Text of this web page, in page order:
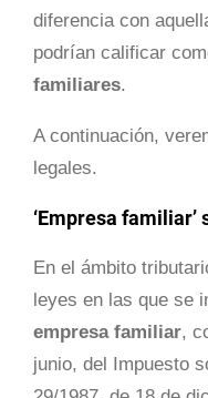
diferencia con
podrían calificar
familiares.
A continuación,
legales.
‘Empresa
En el ámbito
leyes en las que se
empresa familiar,
junio, del Impuesto